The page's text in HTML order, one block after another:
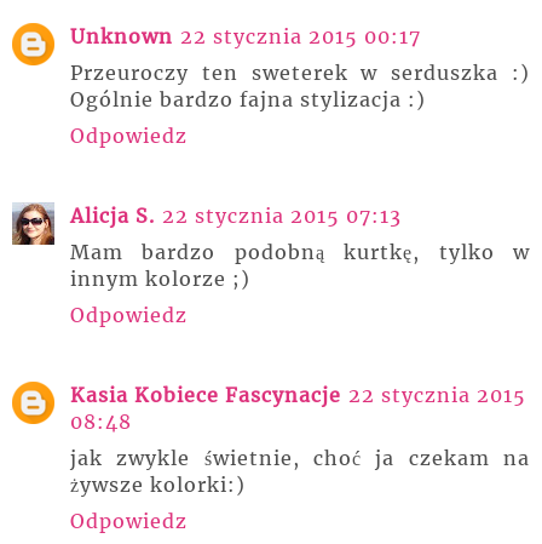
Unknown 22 stycznia 2015 00:17
Przeuroczy ten sweterek w serduszka :)
Ogólnie bardzo fajna stylizacja :)
Odpowiedz
Alicja S. 22 stycznia 2015 07:13
Mam bardzo podobną kurtkę, tylko w
innym kolorze ;)
Odpowiedz
Kasia Kobiece Fascynacje 22 stycznia 2015
08:48
jak zwykle świetnie, choć ja czekam na
żywsze kolorki:)
Odpowiedz